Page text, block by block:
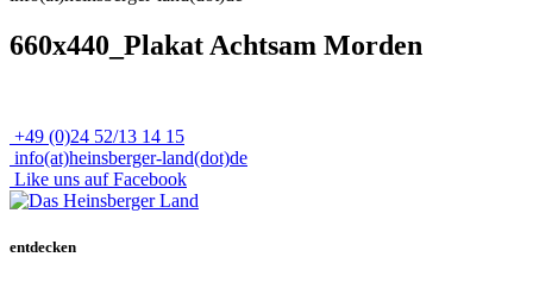
660x440_Plakat Achtsam Morden
+49 (0)24 52/13 14 15
info(at)heinsberger-land(dot)de
Like uns auf Facebook
entdecken